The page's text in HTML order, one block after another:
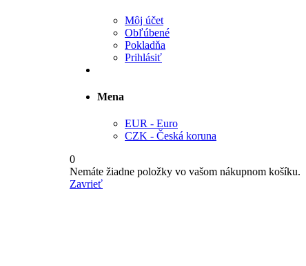
Môj účet
Obľúbené
Pokladňa
Prihlásiť
Mena
EUR - Euro
CZK - Česká koruna
0
Nemáte žiadne položky vo vašom nákupnom košíku.
Zavrieť